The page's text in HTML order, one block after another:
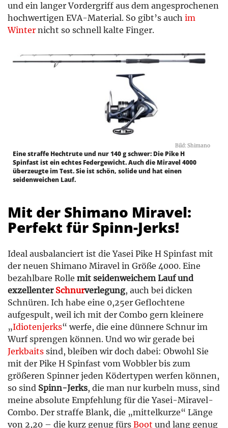
und ein langer Vordergriff aus dem angesprochenen
hochwertigen EVA-Material. So gibt’s auch im
Winter nicht so schnell kalte Finger.
Bild: Shimano
Eine straffe Hechtrute und nur 140 g schwer: Die Pike H
Spinfast ist ein echtes Federgewicht. Auch die Miravel 4000
überzeugte im Test. Sie ist schön, solide und hat einen
seidenweichen Lauf.
Mit der Shimano Miravel:
Perfekt für Spinn-Jerks!
Ideal ausbalanciert ist die Yasei Pike H Spinfast mit
der neuen Shimano Miravel in Größe 4000. Eine
bezahlbare Rolle mit seidenweichem Lauf und
exzellenter Schnurverlegung, auch bei dicken
Schnüren. Ich habe eine 0,25er Geflochtene
aufgespult, weil ich mit der Combo gern kleinere
„Idiotenjerks“ werfe, die eine dünnere Schnur im
Wurf sprengen können. Und wo wir gerade bei
Jerkbaits sind, bleiben wir doch dabei: Obwohl Sie
mit der Pike H Spinfast vom Wobbler bis zum
größeren Spinner jeden Ködertypen werfen können,
so sind Spinn-Jerks, die man nur kurbeln muss, sind
meine absolute Empfehlung für die Yasei-Miravel-
Combo. Der straffe Blank, die „mittelkurze“ Länge
von 2,20 – die kurz genug fürs Boot und lang genug